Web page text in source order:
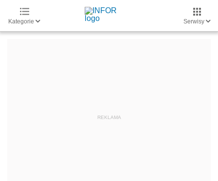
Kategorie Serwisy